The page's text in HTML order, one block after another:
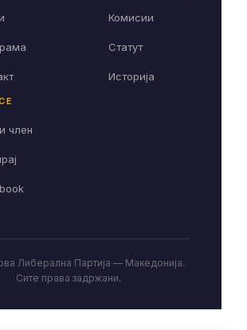
Комисии
Статут
Историја
член
Либерална Партија — Македонија.
Сите права задржани.